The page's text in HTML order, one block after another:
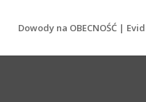
Dowody na OBECNOŚĆ |